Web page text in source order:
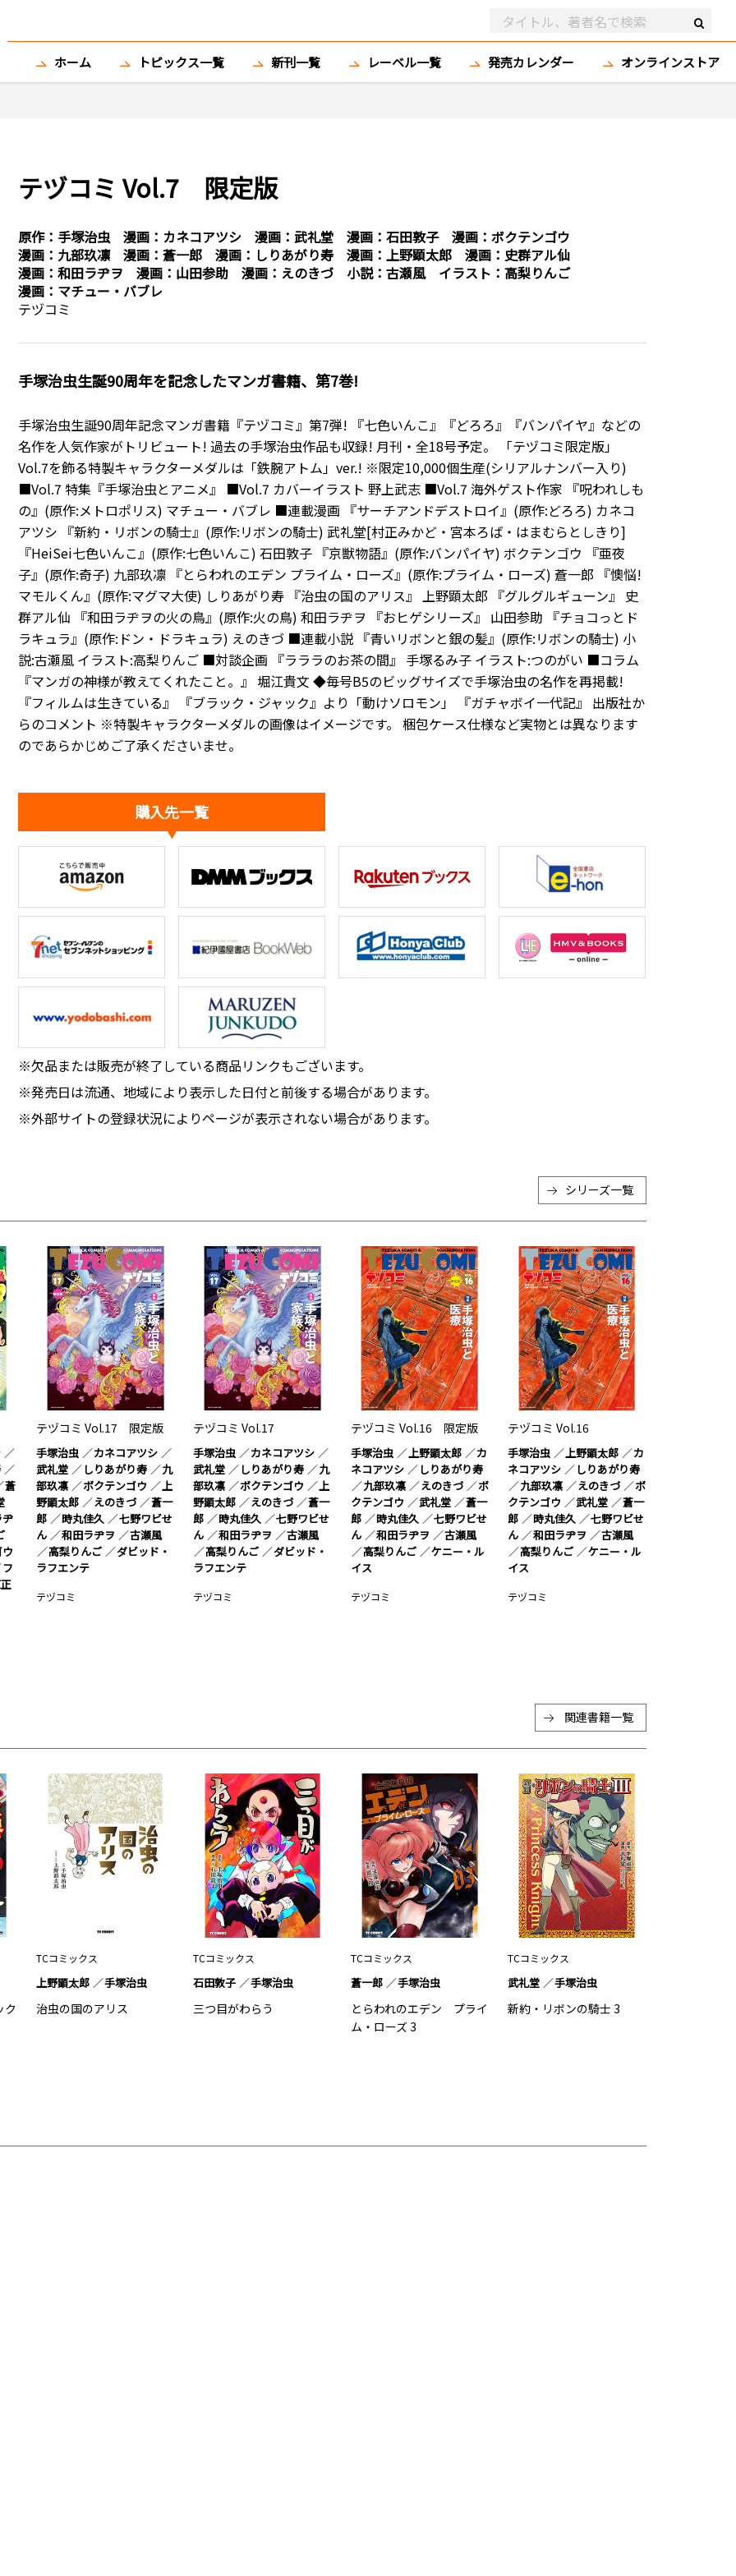
ホーム トピックス一覧 新刊一覧 レーベル一覧 発売カレンダー オンラインストア
テヅコミ Vol.7 限定版
原作： 手塚治虫 漫画： カネコアツシ 漫画： 武礼堂 漫画： 石田敦子 漫画： ボクテンゴウ
漫画： 九部玖凛 漫画： 蒼一郎 漫画： しりあがり寿 漫画： 上野顕太郎 漫画： 史群アル仙
漫画： 和田ラヂヲ 漫画： 山田参助 漫画： えのきづ 小説： 古瀬風 イラスト： 高梨りんご
漫画： マチュー・バブレ
テヅコミ
手塚治虫生誕90周年を記念したマンガ書籍、第7巻!
手塚治虫生誕90周年記念マンガ書籍『テヅコミ』第7弾! 『七色いんこ』『どろろ』『バンパイヤ』などの
名作を人気作家がトリビュート! 過去の手塚治虫作品も収録! 月刊・全18号予定。 「テヅコミ限定版」
Vol.7を飾る特製キャラクターメダルは「鉄腕アトム」ver.! ※限定10,000個生産(シリアルナンバー入り)
■Vol.7 特集『手塚治虫とアニメ』 ■Vol.7 カバーイラスト 野上武志 ■Vol.7 海外ゲスト作家 『呪われしも
の』(原作:メトロポリス) マチュー・バブレ ■連載漫画 『サーチアンドデストロイ』(原作:どろろ) カネコ
アツシ 『新約・リボンの騎士』(原作:リボンの騎士) 武礼堂[村正みかど・宮本ろば・はまむらとしきり]
『HeiSei七色いんこ』(原作:七色いんこ) 石田敦子 『京獣物語』(原作:バンパイヤ) ボクテンゴウ 『亜夜
子』(原作:奇子) 九部玖凛 『とらわれのエデン プライム・ローズ』(原作:プライム・ローズ) 蒼一郎 『懊悩!
マモルくん』(原作:マグマ大使) しりあがり寿 『治虫の国のアリス』 上野顕太郎 『グルグルギューン』 史
群アル仙 『和田ラヂヲの火の鳥』(原作:火の鳥) 和田ラヂヲ 『おヒゲシリーズ』 山田参助 『チョコっとド
ラキュラ』(原作:ドン・ドラキュラ) えのきづ ■連載小説 『青いリボンと銀の髪』(原作:リボンの騎士) 小
説:古瀬風 イラスト:高梨りんご ■対談企画 『ラララのお茶の間』 手塚るみ子 イラスト:つのがい ■コラム
『マンガの神様が教えてくれたこと。』 堀江貴文 ◆毎号B5のビッグサイズで手塚治虫の名作を再掲載!
『フィルムは生きている』 『ブラック・ジャック』より「動けソロモン」 『ガチャボイ一代記』 出版社か
らのコメント ※特製キャラクターメダルの画像はイメージです。 梱包ケース仕様など実物とは異なります
のであらかじめご了承くださいませ。
購入先一覧
※欠品または販売が終了している商品リンクもございます。
※発売日は流通、地域により表示した日付と前後する場合があります。
※外部サイトの登録状況によりページが表示されない場合があります。
シリーズ一覧
蒼
フ
テヅコミ Vol.17 限定版
手塚治虫
カネコアツシ
武礼堂
しりあがり寿
九
部玖凛
ボクテンゴウ
上
野顕太郎
えのきづ
蒼一
郎
時丸佳久
七野ワビせ
ん
和田ラヂヲ
古瀬風
高梨りんご
ダビッド・
ラフエンテ
テヅコミ
テヅコミ Vol.17
手塚治虫
カネコアツシ
武礼堂
しりあがり寿
九
部玖凛
ボクテンゴウ
上
野顕太郎
えのきづ
蒼一
郎
時丸佳久
七野ワビせ
ん
和田ラヂヲ
古瀬風
高梨りんご
ダビッド・
ラフエンテ
テヅコミ
テヅコミ Vol.16 限定版
手塚治虫 上野顕太郎
カ
ネコアツシ
しりあがり寿
九部玖凛
えのきづ
ボ
クテンゴウ
武礼堂
蒼一
郎
時丸佳久
七野ワビせ
ん
和田ラヂヲ
古瀬風
高梨りんご
ケニー・ル
イス
テヅコミ
テヅコミ Vol.16
手塚治虫 上野顕太郎
カ
ネコアツシ
しりあがり寿
九部玖凛
えのきづ
ボ
クテンゴウ
武礼堂
蒼一
郎
時丸佳久
七野ワビせ
ん
和田ラヂヲ
古瀬風
高梨りんご
ケニー・ル
イス
テヅコミ
関連書籍一覧
ク
TCコミックス
上野顕太郎 手塚治虫
治虫の国のアリス
TCコミックス
石田敦子 手塚治虫
三つ目がわらう
TCコミックス
蒼一郎 手塚治虫
とらわれのエデン プライ
ム・ローズ 3
TCコミックス
武礼堂 手塚治虫
新約・リボンの騎士 3